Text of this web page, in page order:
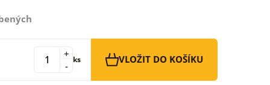
-
+ ks VLOŽIT DO KOŠÍKU